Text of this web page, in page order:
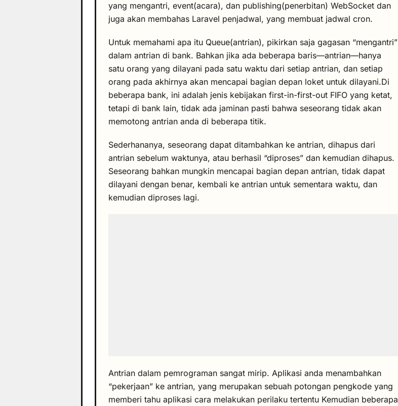
yang mengantri, event(acara), dan publishing(penerbitan) WebSocket dan
juga akan membahas Laravel penjadwal, yang membuat jadwal cron.
Untuk memahami apa itu Queue(antrian), pikirkan saja gagasan “mengantri”
dalam antrian di bank. Bahkan jika ada beberapa baris—antrian—hanya
satu orang yang dilayani pada satu waktu dari setiap antrian, dan setiap
orang pada akhirnya akan mencapai bagian depan loket untuk dilayani.Di
beberapa bank, ini adalah jenis kebijakan first-in-first-out FIFO yang ketat,
tetapi di bank lain, tidak ada jaminan pasti bahwa seseorang tidak akan
memotong antrian anda di beberapa titik.
Sederhananya, seseorang dapat ditambahkan ke antrian, dihapus dari
antrian sebelum waktunya, atau berhasil “diproses” dan kemudian dihapus.
Seseorang bahkan mungkin mencapai bagian depan antrian, tidak dapat
dilayani dengan benar, kembali ke antrian untuk sementara waktu, dan
kemudian diproses lagi.
Antrian dalam pemrograman sangat mirip. Aplikasi anda menambahkan
“pekerjaan” ke antrian, yang merupakan sebuah potongan pengkode yang
memberi tahu aplikasi cara melakukan perilaku tertentu Kemudian beberapa